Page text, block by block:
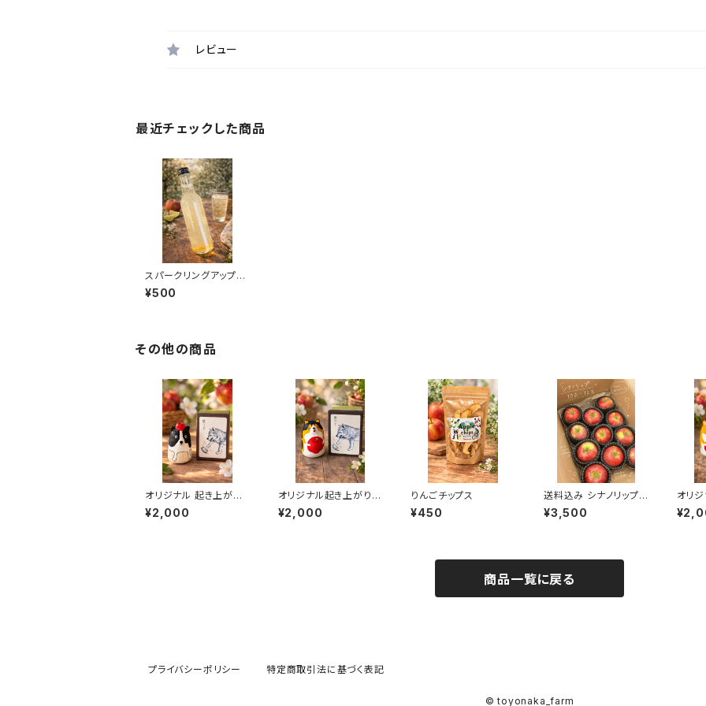
レビュー
最近チェックした商品
スパークリングアップル
ジュース 210ml
¥500
その他の商品
オリジナル 起き上がり
人形 ボーダーコリーり
んご
¥2,000
オリジナル起き上がり人
形 こぎりんご
¥2,000
りんごチップス
¥450
送料込み シナノリップ
りんご 10個〜12個
¥3,500
オリ
形 こ
商品一覧に戻る
プライバシーポリシー 特定商取引法に基づく表記
© toyonaka_farm